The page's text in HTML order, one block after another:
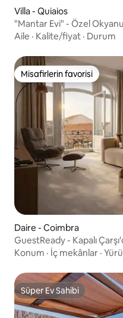
Villa - Quiaios
"Mantar Evi" - Özel
Aile · Kalite/fiyat · Durum
Misafirlerin favorisi
Misafirlerin favorisi
Daire - Coimbra
GuestReady - Kapalı
Konum · İç mekânlar ·
Süper Ev Sahibi
Süper Ev Sahibi